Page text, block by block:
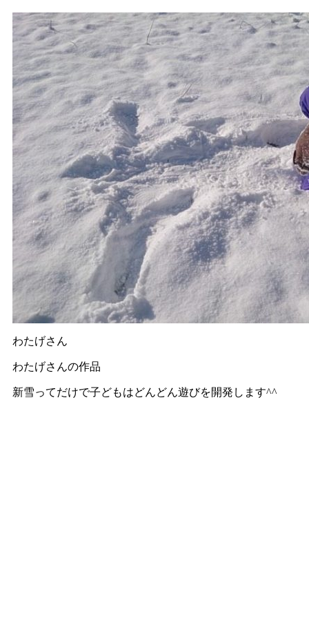
わたげさん
わたげさんの作品
新雪ってだけで子どもはどんどん遊びを開発します^^